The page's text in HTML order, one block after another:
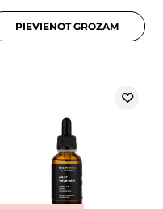
PIEVIENOT GROZAM